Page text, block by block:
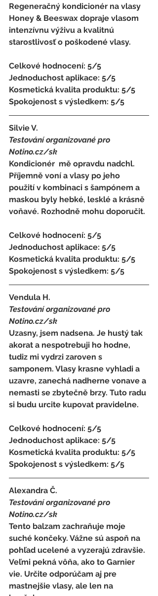
Regeneračný kondicionér na vlasy
Honey & Beeswax dopraje vlasom
intenzívnu výživu a kvalitnú
starostlivosť o poškodené vlasy.
Celkové hodnocení: 5/5
Jednoduchost aplikace: 5/5
Kosmetická kvalita produktu: 5/5
Spokojenost s výsledkem: 5/5
Silvie V.
Testování organizované pro
Notino.cz/sk
Kondicionér  mě opravdu nadchl.
Příjemně voní a vlasy po jeho
použití v kombinaci s šampónem a
maskou byly hebké, lesklé a krásně
voňavé. Rozhodně mohu doporučit.
Celkové hodnocení: 5/5
Jednoduchost aplikace: 5/5
Kosmetická kvalita produktu: 5/5
Spokojenost s výsledkem: 5/5
Vendula H.
Testování organizované pro
Notino.cz/sk
Uzasny, jsem nadsena. Je hustý tak
akorat a nespotrebuji ho hodne,
tudiz mi vydrzi zaroven s
samponem. Vlasy krasne vyhladi a
uzavre, zanechá nadherne vonave a
nemasti se zbytečně brzy. Tuto radu
si budu urcite kupovat pravidelne.
Celkové hodnocení: 5/5
Jednoduchost aplikace: 5/5
Kosmetická kvalita produktu: 5/5
Spokojenost s výsledkem: 5/5
Alexandra Č.
Testování organizované pro
Notino.cz/sk
Tento balzam zachraňuje moje
suché končeky. Vážne sú aspoň na
pohľad ucelené a vyzerajú zdravšie.
Veľmi pekná vôňa, ako to Garnier
vie. Určite odporúčam aj pre
mastnejšie vlasy, ale len na